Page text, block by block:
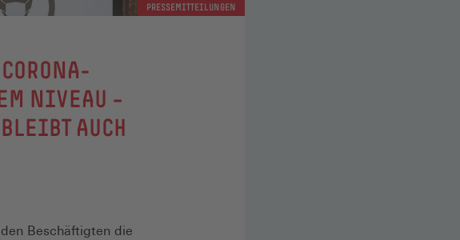
PRESSEMITTEILUNGEN
NIVEAU –
AUCH
Beschäftigten die